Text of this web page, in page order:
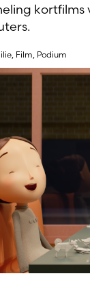
kortfilms
Film Podium